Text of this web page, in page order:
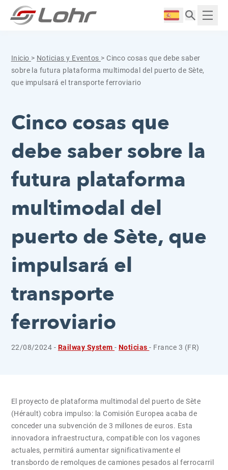
Saltar al contenido
Langue :
Inicio > Noticias y Eventos >Cinco cosas que debe saber
sobre la futura plataforma multimodal del puerto de Sète,
que impulsará el transporte ferroviario
Cinco cosas que
debe saber sobre la
futura plataforma
multimodal del
puerto de Sète, que
impulsará el
transporte
ferroviario
22/08/2024 - Railway System-Noticias- France 3 (FR)
El proyecto de plataforma multimodal del puerto de Sète
(Hérault) cobra impulso: la Comisión Europea acaba de
conceder una subvención de 3 millones de euros. Esta
innovadora infraestructura, compatible con los vagones
actuales, permitirá aumentar significativamente el
transbordo de remolques de camiones pesados al ferrocarril
Panel de gestión de cookies